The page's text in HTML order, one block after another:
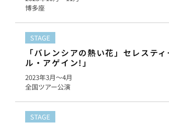
博多座
STAGE
「バレンシアの熱い花」セレステ
ル・アゲイン!」
2023年3月〜4月
全国ツアー公演
STAGE